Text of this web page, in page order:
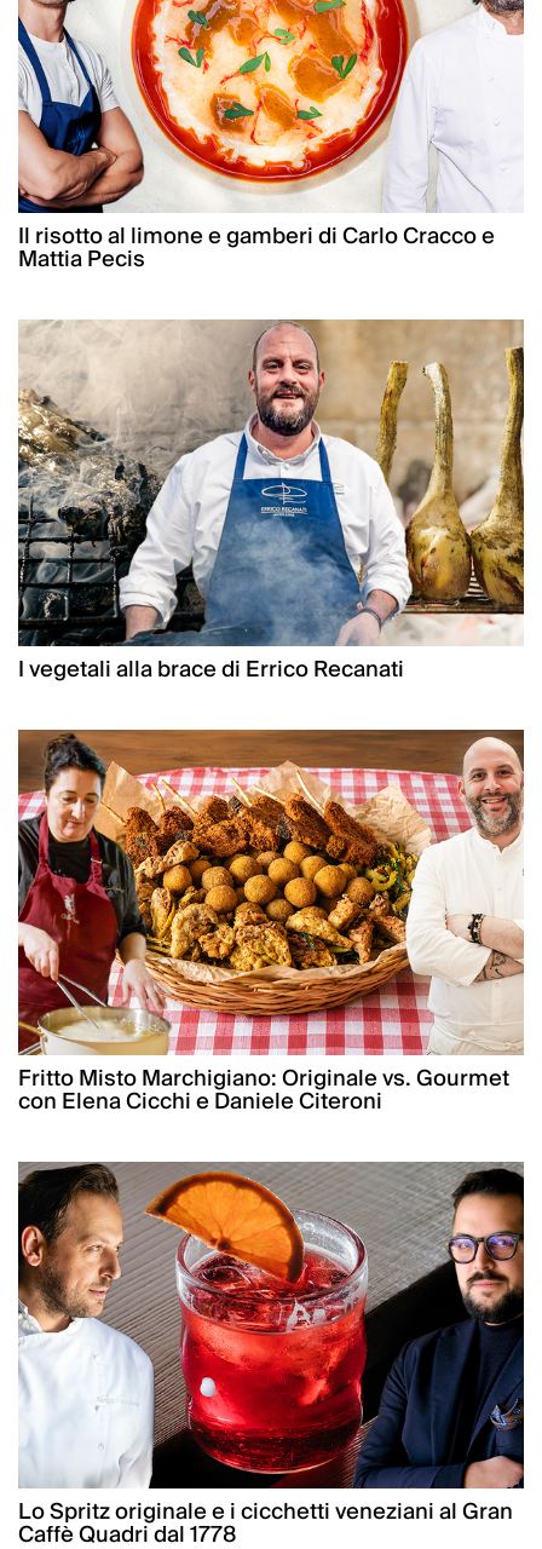
Il risotto al limone e gamberi di Carlo Cracco e
Mattia Pecis
I vegetali alla brace di Errico Recanati
Fritto Misto Marchigiano: Originale vs. Gourmet
con Elena Cicchi e Daniele Citeroni
Lo Spritz originale e i cicchetti veneziani al Gran
Caffè Quadri dal 1778